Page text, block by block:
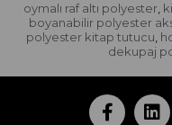
oymalı raf altı polyester,
boyanabilir polyester
polyester kitap tutucu,
dekupaj